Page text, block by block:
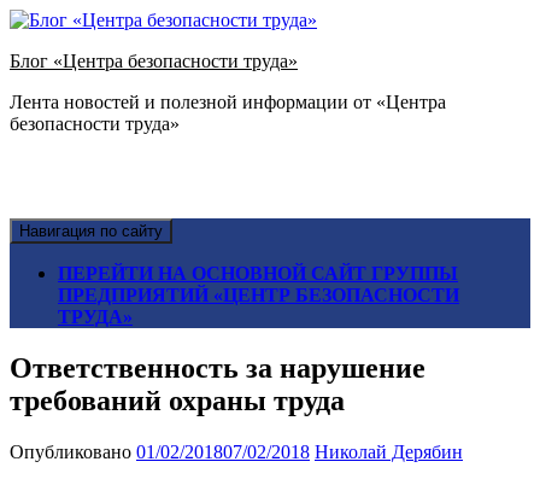
Блог «Центра безопасности труда»
Лента новостей и полезной информации от «Центра
безопасности труда»
Навигация по сайту
ПЕРЕЙТИ НА ОСНОВНОЙ САЙТ ГРУППЫ
ПРЕДПРИЯТИЙ «ЦЕНТР БЕЗОПАСНОСТИ
ТРУДА»
Ответственность за нарушение
требований охраны труда
Опубликовано 01/02/201807/02/2018 Николай Дерябин